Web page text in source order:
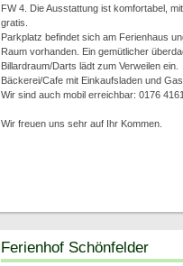
FW 4. Die Ausstattung ist komfortabel,
gratis.
Parkplatz befindet sich am Ferienhaus
Raum vorhanden. Ein gemütlicher
Billardraum/Darts lädt zum Verweilen ein.
Bäckerei/Cafe mit Einkaufsladen und
Wir sind auch mobil erreichbar: 0176
Wir freuen uns sehr auf Ihr Kommen.
Ferienhof Schönfelder